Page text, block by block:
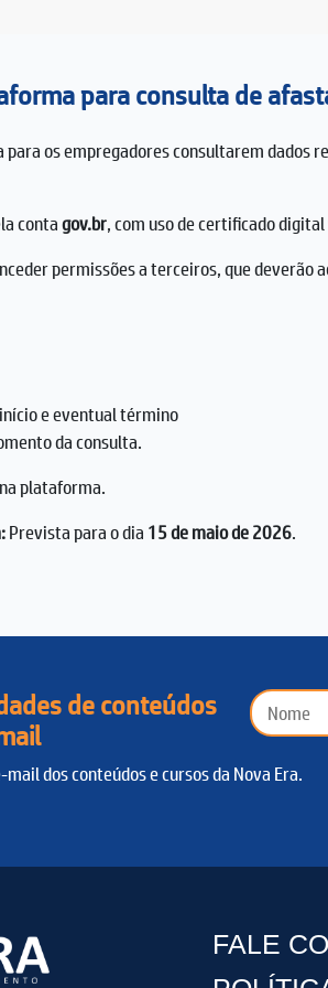
para consulta de
os empregadores consultarem dados
conta gov.br , com uso de certificado
permissões a terceiros, que deverão
e eventual término
da consulta.
plataforma.
Prevista para o dia 15 de maio de 2026
de conteúdos
dos conteúdos e cursos da Nova Era.
FALE